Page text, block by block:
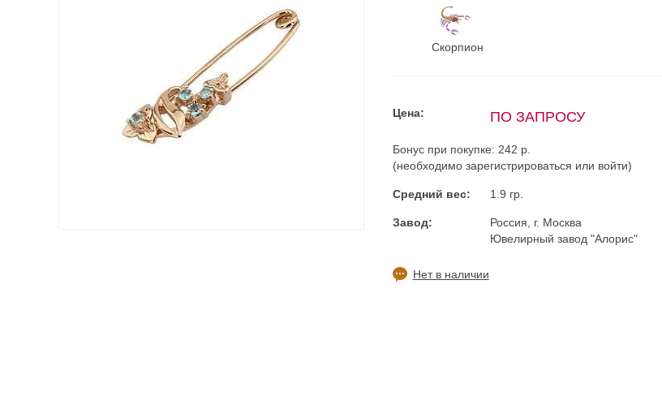
Скорпион
Цена: ПО ЗАПРОСУ
Бонус при покупке: 242 р.
(необходимо зарегистрироваться или войти)
Средний вес: 1.9 гр.
Завод:
Россия, г. Москва
Ювелирный завод "Алорис"
Нет в наличии